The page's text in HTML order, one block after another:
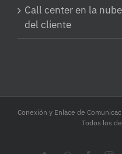
Call center en la
del cliente
Conexión y Enlace de
Todos los